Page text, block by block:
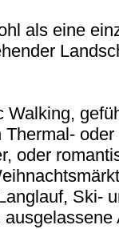
als eine
Walking,
oder
Ski-